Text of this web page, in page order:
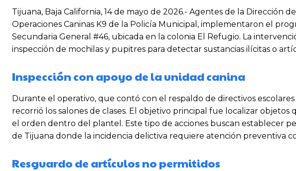
Tijuana, Baja California, 14 de mayo de 2026.- Agentes de la Dirección
Operaciones Caninas K9 de la Policía Municipal, implementaron el
Secundaria General #46, ubicada en la colonia El Refugio. La
inspección de mochilas y pupitres para detectar sustancias ilícitas o
Inspección con apoyo de la unidad canina
Durante el operativo, que contó con el respaldo de directivos escolares
recorrió los salones de clases. El objetivo principal fue localizar
el orden dentro del plantel. Este tipo de acciones buscan establecer
de Tijuana donde la incidencia delictiva requiere atención preventiva
Resguardo de artículos no permitidos